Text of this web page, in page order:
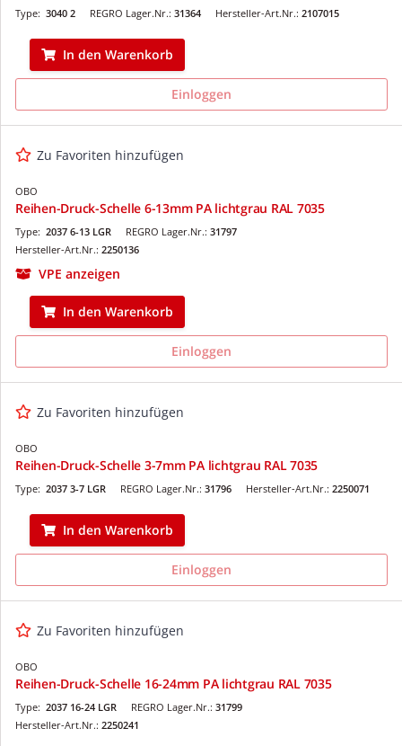
REGRO Lager.Nr.: 31364
Type: 3040 2 Hersteller-Art.Nr.: 2107015
In den Warenkorb
Einloggen
Zu Favoriten hinzufügen
OBO
Reihen-Druck-Schelle 6-13mm PA lichtgrau RAL 7035
REGRO Lager.Nr.: 31797
Type: 2037 6-13 LGR
Hersteller-Art.Nr.: 2250136
VPE anzeigen
In den Warenkorb
Einloggen
Zu Favoriten hinzufügen
OBO
Reihen-Druck-Schelle 3-7mm PA lichtgrau RAL 7035
REGRO Lager.Nr.: 31796
Type: 2037 3-7 LGR Hersteller-Art.Nr.: 2250071
In den Warenkorb
Einloggen
Zu Favoriten hinzufügen
OBO
Reihen-Druck-Schelle 16-24mm PA lichtgrau RAL 7035
REGRO Lager.Nr.: 31799
Type: 2037 16-24 LGR
Hersteller-Art.Nr.: 2250241